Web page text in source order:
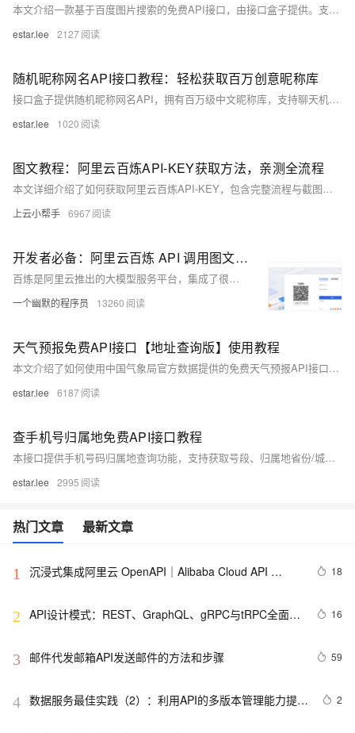
本文介绍一款基于百度图片搜索的免费API接口，由接口盒子提供。支持关键词搜索，具备详细请求与返回参数说明，并提供PHP及Python调用示例。开发者可快速集成实现图片搜索功能，适用于内容聚合、素材库建设等场景。
estar.lee 2127
随机昵称网名API接口教程：轻松获取百万创意昵称库
接口盒子提供随机昵称网名API，拥有百万级中文昵称库，支持聊天机器人、游戏角色等场景的昵称生成。提供详细调用指南及多语言示例代码，助力开发者高效集成。
estar.lee 1020
图文教程：阿里云百炼API-KEY获取方法，亲测全流程
本文详细介绍了如何获取阿里云百炼API-KEY，包含完整流程与截图指引。需先开通百炼平台及大模型服务，再通过控制台创建并复制API-KEY。目前平台提供千万tokens免费额度，适合开发者快速上手使用。
上云小帮手 6967
开发者必备：阿里云百炼 API 调用图文教程
百炼是阿里云推出的大模型服务平台，集成了很多优质的 AI 模型，包括通义千问、DeepSeek 等。
一个幽默的程序员 13260
天气预报免费API接口【地址查询版】使用教程
本文介绍了如何使用中国气象局官方数据提供的免费天气预报API接口，通过省份和地点查询指定地区当日天气信息。该接口由接口盒子支持，提供JSON格式数据、GET/POST请求方式，并需注册获取用户ID和KEY进行身份验证。
estar.lee 6187
查手机号归属地免费API接口教程
本接口提供手机号码归属地查询功能，支持获取号段、归属地省份/城市、运营商、区号、邮编等信息。请求地址为 `https://cn.apihz.cn/api/ip/shouji.php`，支持 POST 或 GET 方式调用，需提供 `id`、`key` 和 `phone` 参数。返回包含归属地信息及运营商等数据，适用于手机号归属查询场景。
estar.lee 2995
热门文章 最新文章
1
沉浸式集成阿里云 OpenAPI｜Alibaba Cloud API
18
2 API设计模式：REST、GraphQL、gRPC与tRPC全面解
16
3 邮件代发邮箱API发送邮件的方法和步骤 59
4 数据服务最佳实践（2）：利用API的多版本管理能力提升
2